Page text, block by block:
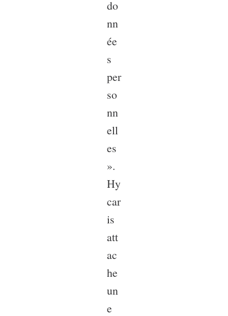
do
nn
ée
s
per
so
nn
ell
es
».
Hy
car
is
att
ac
he
un
e